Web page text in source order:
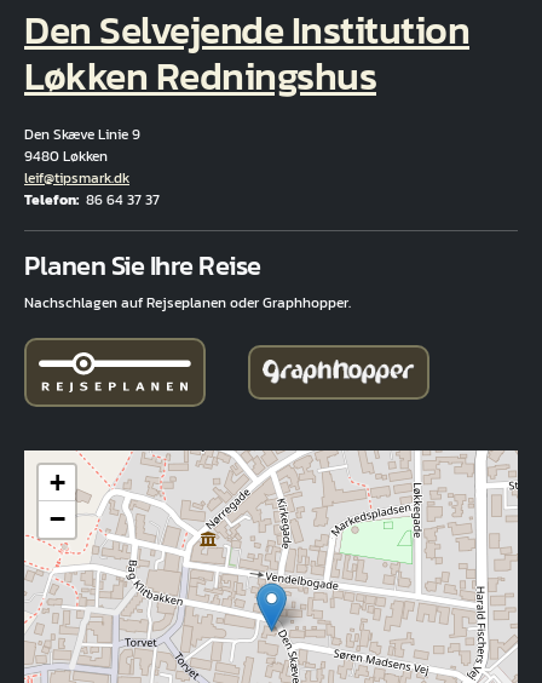
Den Selvejende Institution
Løkken Redningshus
Den Skæve Linie 9
9480 Løkken
E-Mail
leif@tipsmark.dk
Telefon 86 64 37 37
Planen Sie Ihre Reise
Nachschlagen auf Rejseplanen oder Graphhopper.
+
−